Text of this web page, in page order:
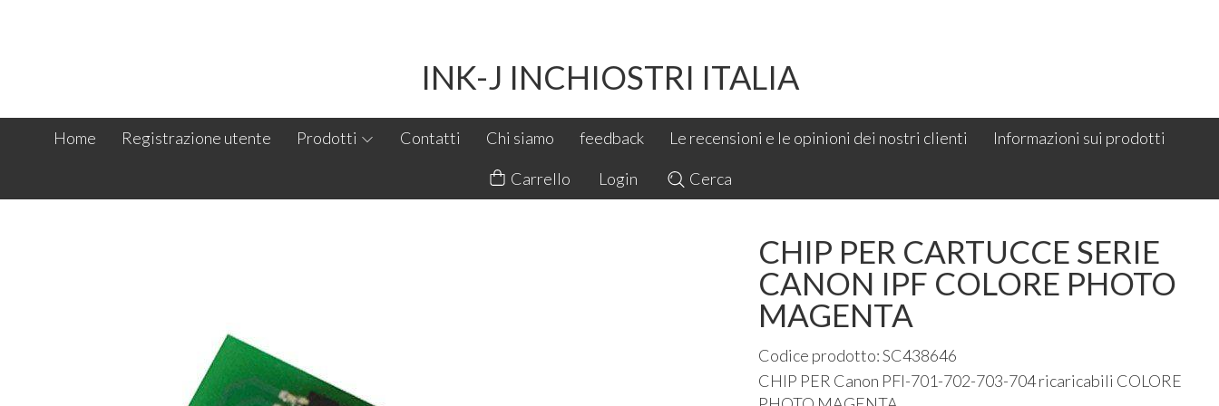
INK-J INCHIOSTRI ITALIA
Home Registrazione utente Prodotti Contatti Chi siamo feedback Le recensioni e le opinioni dei nostri clienti Informazioni sui prodotti
Carrello Login Cerca
CHIP PER CARTUCCE SERIE
CANON IPF COLORE PHOTO
MAGENTA
Codice prodotto: SC438646
CHIP PER Canon PFI-701-702-703-704 ricaricabili COLORE